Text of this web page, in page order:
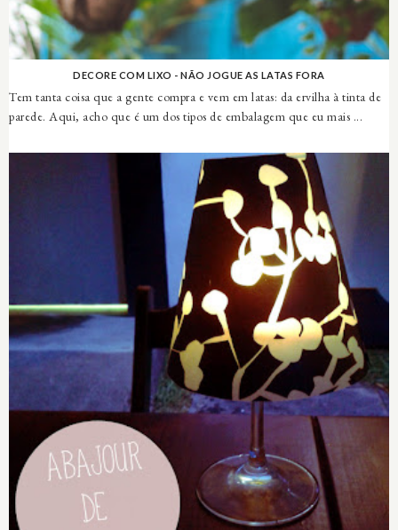
DECORE COM LIXO - NÃO JOGUE AS LATAS FORA
Tem tanta coisa que a gente compra e vem em latas: da ervilha à tinta de
parede. Aqui, acho que é um dos tipos de embalagem que eu mais ...